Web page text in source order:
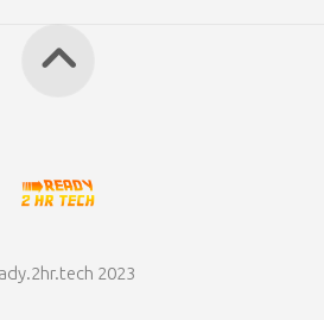
2023